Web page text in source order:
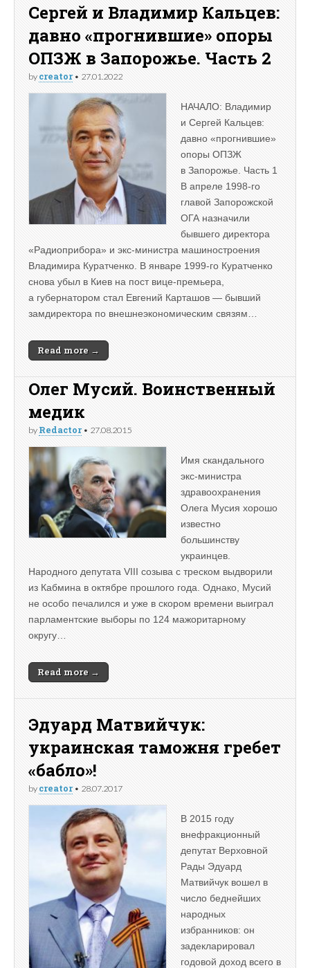
Сергей и Владимир Кальцев:
давно «прогнившие» опоры
ОПЗЖ в Запорожье. Часть 2
by creator• 27.01.2022
НАЧАЛО: Владимир
и Сергей Кальцев:
давно «прогнившие»
опоры ОПЗЖ
в Запорожье. Часть 1
В апреле 1998-го
главой Запорожской
ОГА назначили
бывшего директора
«Радиоприбора» и экс-министра машиностроения
Владимира Куратченко. В январе 1999-го Куратченко
снова убыл в Киев на пост вице-премьера,
а губернатором стал Евгений Карташов — бывший
замдиректора по внешнеэкономическим связям…
Read more →
Олег Мусий. Воинственный
медик
by Redactor• 27.08.2015
Имя скандального
экс-министра
здравоохранения
Олега Мусия хорошо
известно
большинству
украинцев.
Народного депутата VIII созыва с треском выдворили
из Кабмина в октябре прошлого года. Однако, Мусий
не особо печалился и уже в скором времени выиграл
парламентские выборы по 124 мажоритарному
округу…
Read more →
Эдуард Матвийчук:
украинская таможня гребет
«бабло»!
by creator• 28.07.2017
В 2015 году
внефракционный
депутат Верховной
Рады Эдуард
Матвийчук вошел в
число беднейших
народных
избранников: он
задекларировал
годовой доход всего в